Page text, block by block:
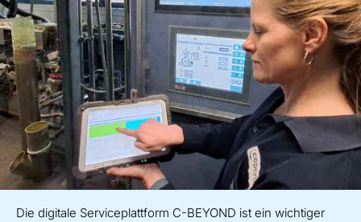
Die digitale Serviceplattform C-BEYOND ist ein wichtiger